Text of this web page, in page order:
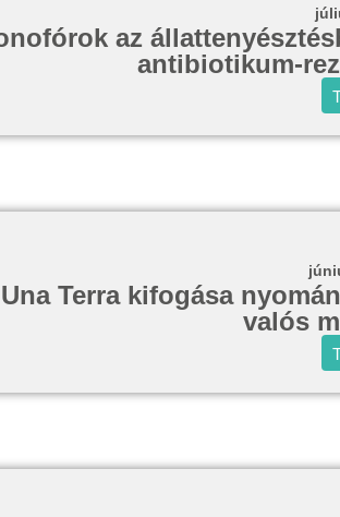
az
antibiotikum-
Terra kifogása
valós